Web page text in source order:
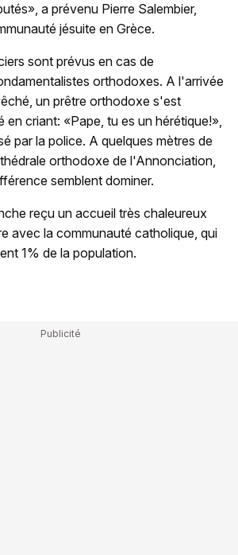
a prévenu Pierre Salembier,
jésuite en Grèce.
sont prévus en cas de
orthodoxes. A l'arrivée
un prêtre orthodoxe s'est
en criant: «Pape, tu es un hérétique!»,
par la police. A quelques mètres de
orthodoxe de l'Annonciation,
semblent dominer.
reçu un accueil très chaleureux
avec la communauté catholique, qui
1% de la population.